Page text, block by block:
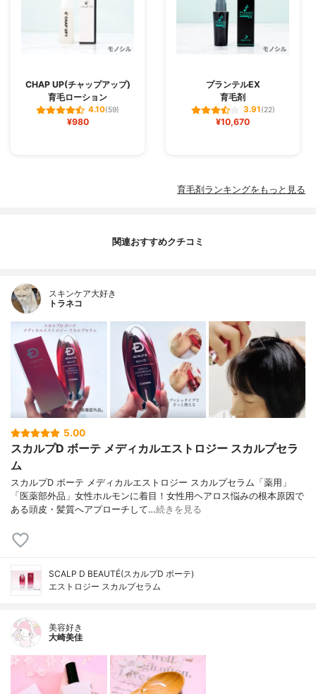
CHAP UP(チャップアップ)
育毛ローション
4.10(59)
¥980
プランテルEX
育毛剤
3.91(22)
¥10,670
育毛剤ランキングをもっと見る
関連おすすめクチコミ
スキンケア大好き
トラネコ
5.00
スカルプD ボーテ メディカルエストロジー スカルプセラ
ム
スカルプD ボーテ メディカルエストロジー スカルプセラム「薬用」
「医薬部外品」女性ホルモンに着目！女性用ヘアロス悩みの根本原因で
ある頭皮・髪質へアプローチして…続きを見る
SCALP D BEAUTÉ(スカルプD ボーテ)
エストロジー スカルプセラム
美容好き
大崎美佳